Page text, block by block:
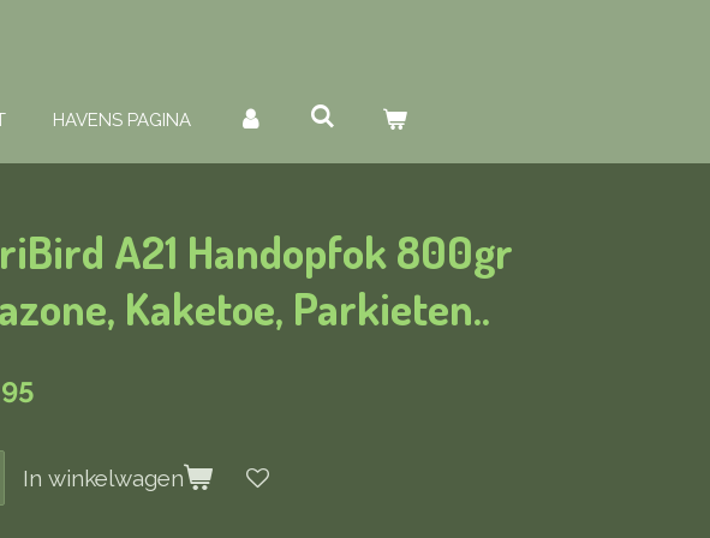
HAVENS PAGINA
A21 Handopfok 800gr
Kaketoe, Parkieten..
In winkelwagen